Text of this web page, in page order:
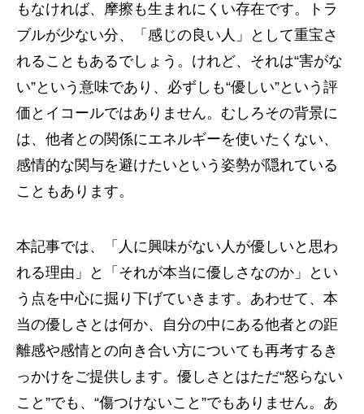
もなければ、摩擦も生まれにくい存在です。トラ
ブルが少ない分、「感じの良い人」として重宝さ
れることもあるでしょう。けれど、それは“害がな
い”という意味であり、必ずしも“優しい”という評
価とイコールではありません。むしろその背景に
は、他者との関係にエネルギーを使いたくない、
感情的な関与を避けたいという姿勢が隠れている
こともあります。
本記事では、「人に興味がない人が優しいと思わ
れる理由」と「それが本当に優しさなのか」とい
う点を中心に掘り下げていきます。あわせて、本
当の優しさとは何か、自分の中にある他者との距
離感や感情との向き合い方についても再考するき
っかけをご提供します。優しさとはただ“怒らない
こと”でも、“傷つけないこと”でもありません。あ